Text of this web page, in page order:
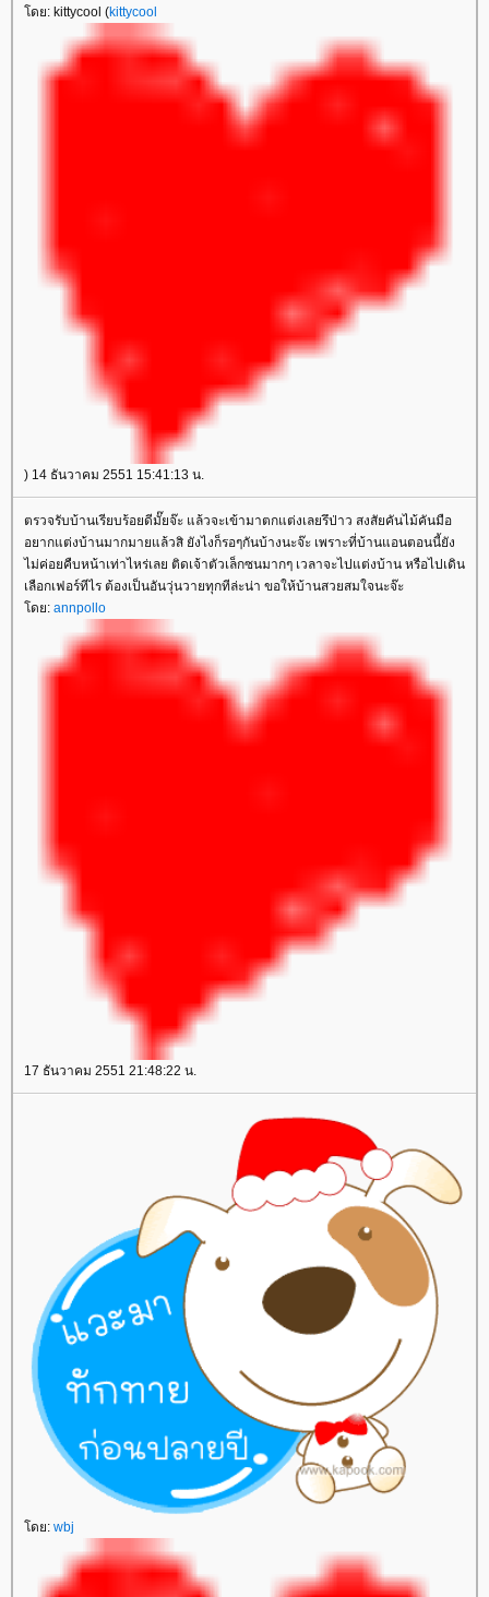
โดย: kittycool (kittycool
) 14 ธันวาคม 2551 15:41:13 น.
ตรวจรับบ้านเรียบร้อยดีมั๊ยจ๊ะ แล้วจะเข้ามาตกแต่งเลยรึป่าว สงสัยคันไม้คันมือ
อยากแต่งบ้านมากมายแล้วสิ ยังไงก็รอๆกันบ้างนะจ๊ะ เพราะที่บ้านแอนตอนนี้ยัง
ไม่ค่อยคืบหน้าเท่าไหร่เลย ติดเจ้าตัวเล็กซนมากๆ เวลาจะไปแต่งบ้าน หรือไปเดิน
เลือกเฟอร์ทีไร ต้องเป็นอันวุ่นวายทุกทีล่ะน่า ขอให้บ้านสวยสมใจนะจ๊ะ
โดย: annpollo
17 ธันวาคม 2551 21:48:22 น.
โดย: wbj